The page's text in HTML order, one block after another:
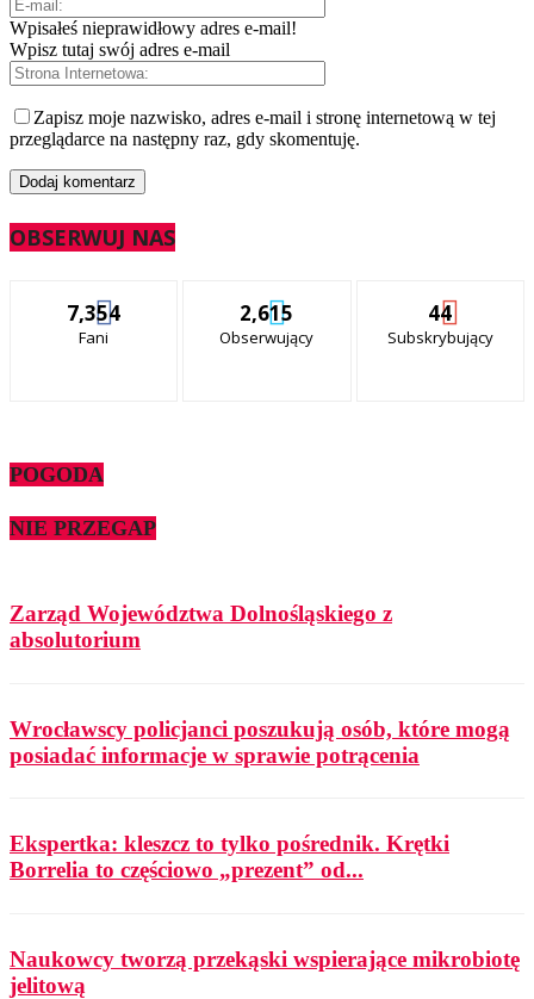
Wpisałeś nieprawidłowy adres e-mail!
Wpisz tutaj swój adres e-mail
Zapisz moje nazwisko, adres e-mail i stronę internetową w tej
przeglądarce na następny raz, gdy skomentuję.
OBSERWUJ NAS
7,354
Fani
2,615
Obserwujący
44
Subskrybujący
POGODA
NIE PRZEGAP
Zarząd Województwa Dolnośląskiego z
absolutorium
Wrocławscy policjanci poszukują osób, które mogą
posiadać informacje w sprawie potrącenia
Ekspertka: kleszcz to tylko pośrednik. Krętki
Borrelia to częściowo „prezent” od...
Naukowcy tworzą przekąski wspierające mikrobiotę
jelitową